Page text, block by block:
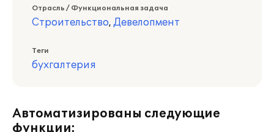
Отрасль / Функциональная задача
Строительство, Девелопмент
Теги
бухгалтерия
Автоматизированы следующие
функции: